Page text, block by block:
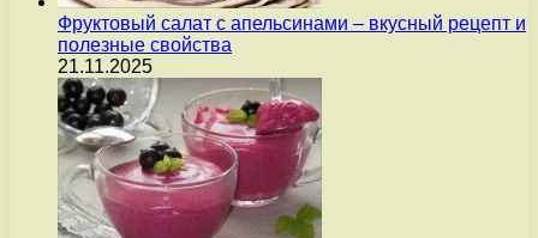
Фруктовый салат с апельсинами – вкусный рецепт и
полезные свойства
21.11.2025